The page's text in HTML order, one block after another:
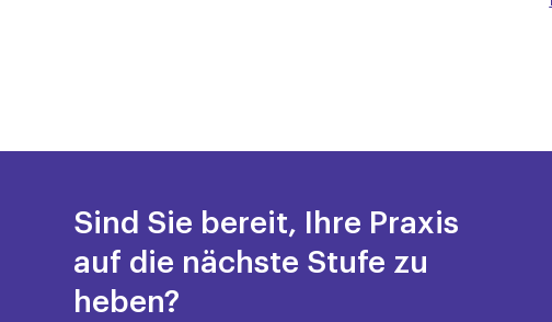
Sind Sie bereit, Ihre Praxis
auf die nächste Stufe zu
heben?